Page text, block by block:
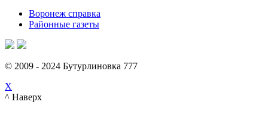
Воронеж справка
Районные газеты
© 2009 - 2024 Бутурлиновка 777
X
^ Наверх